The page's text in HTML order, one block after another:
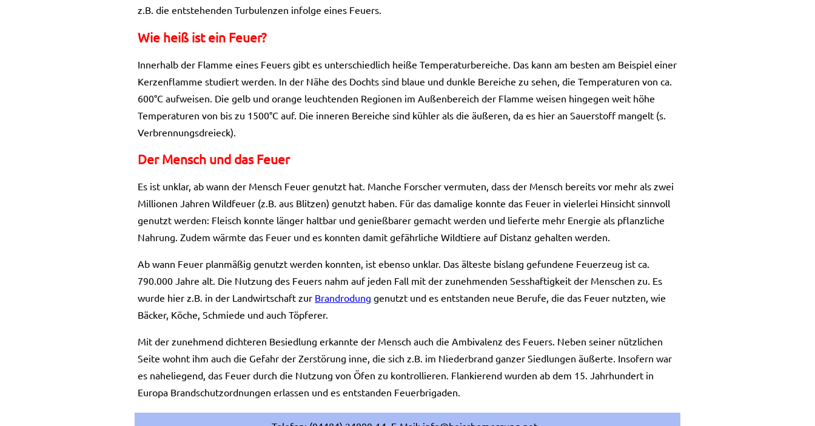
z.B. die entstehenden Turbulenzen infolge eines Feuers.
Wie heiß ist ein Feuer?
Innerhalb der Flamme eines Feuers gibt es unterschiedlich heiße Temperaturbereiche. Das kann am besten am Beispiel einer
Kerzenflamme studiert werden. In der Nähe des Dochts sind blaue und dunkle Bereiche zu sehen, die Temperaturen von ca.
600°C aufweisen. Die gelb und orange leuchtenden Regionen im Außenbereich der Flamme weisen hingegen weit höhe
Temperaturen von bis zu 1500°C auf. Die inneren Bereiche sind kühler als die äußeren, da es hier an Sauerstoff mangelt (s.
Verbrennungsdreieck).
Der Mensch und das Feuer
Es ist unklar, ab wann der Mensch Feuer genutzt hat. Manche Forscher vermuten, dass der Mensch bereits vor mehr als zwei
Millionen Jahren Wildfeuer (z.B. aus Blitzen) genutzt haben. Für das damalige konnte das Feuer in vielerlei Hinsicht sinnvoll
genutzt werden: Fleisch konnte länger haltbar und genießbarer gemacht werden und lieferte mehr Energie als pflanzliche
Nahrung. Zudem wärmte das Feuer und es konnten damit gefährliche Wildtiere auf Distanz gehalten werden.
Ab wann Feuer planmäßig genutzt werden konnten, ist ebenso unklar. Das älteste bislang gefundene Feuerzeug ist ca.
790.000 Jahre alt. Die Nutzung des Feuers nahm auf jeden Fall mit der zunehmenden Sesshaftigkeit der Menschen zu. Es
wurde hier z.B. in der Landwirtschaft zur Brandrodung genutzt und es entstanden neue Berufe, die das Feuer nutzten, wie
Bäcker, Köche, Schmiede und auch Töpferer.
Mit der zunehmend dichteren Besiedlung erkannte der Mensch auch die Ambivalenz des Feuers. Neben seiner nützlichen
Seite wohnt ihm auch die Gefahr der Zerstörung inne, die sich z.B. im Niederbrand ganzer Siedlungen äußerte. Insofern war
es naheliegend, das Feuer durch die Nutzung von Öfen zu kontrollieren. Flankierend wurden ab dem 15. Jahrhundert in
Europa Brandschutzordnungen erlassen und es entstanden Feuerbrigaden.